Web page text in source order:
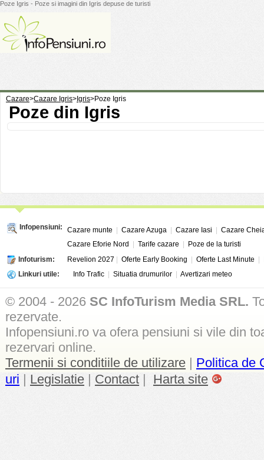
Poze Igris - Poze si imagini din Igris depuse de turisti
Cazare>Cazare Igris> Igris>Poze Igris
Poze din Igris
Infopensiuni: Cazare munte Cazare Azuga Cazare Iasi
Cazare
Cazare Eforie Nord
Tarife cazare
Poze de la turisti
Infoturism:
Revelion 2027 Oferte Early Booking Oferte Last Minute
Linkuri utile:
Info Trafic Situatia drumurilor Avertizari meteo
© 2004 - 2026 SC InfoTurism Media SRL.
rezervate.
Infopensiuni.ro va ofera pensiuni si vile din
rezervari online.
Termenii si conditiile de utilizare | Politica de
uri | Legislatie | Contact | Harta site